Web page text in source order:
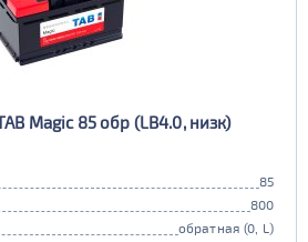
Magic 85 обр (LB4.0, низк)
85
800
обратная (0, L)